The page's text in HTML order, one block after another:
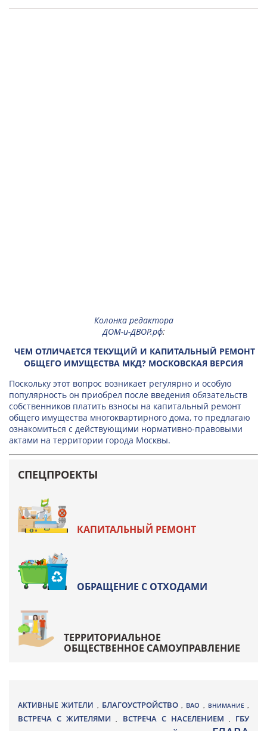
Колонка редактора
ДОМ-и-ДВОР.рф:
ЧЕМ ОТЛИЧАЕТСЯ ТЕКУЩИЙ И КАПИТАЛЬНЫЙ РЕМОНТ
ОБЩЕГО ИМУЩЕСТВА МКД? МОСКОВСКАЯ ВЕРСИЯ
Поскольку этот вопрос возникает регулярно и особую
популярность он приобрел после введения обязательств
собственников платить взносы на капитальный ремонт
общего имущества многоквартирного дома, то предлагаю
ознакомиться с действующими нормативно-правовыми
актами на территории города Москвы.
СПЕЦПРОЕКТЫ
КАПИТАЛЬНЫЙ РЕМОНТ
ОБРАЩЕНИЕ С ОТХОДАМИ
ТЕРРИТОРИАЛЬНОЕ
ОБЩЕСТВЕННОЕ САМОУПРАВЛЕНИЕ
АКТИВНЫЕ ЖИТЕЛИ , БЛАГОУСТРОЙСТВО , ВАО , ВНИМАНИЕ ,
ВСТРЕЧА С ЖИТЕЛЯМИ, ВСТРЕЧА С НАСЕЛЕНИЕМ , ГБУ